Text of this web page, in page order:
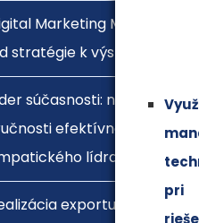
pri
Marketing
stratégie k výsledkom
súčasnosti: nástroje a
efektívneho a
lídra
exportu a importu.